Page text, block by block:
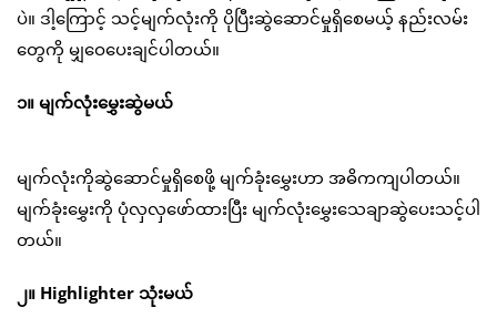
ပဲ။ ဒါ့ကြောင့် သင့်မျက်လုံးကို ပိုပြီးဆွဲဆောင်မှုရှိစေမယ့် နည်းလမ်း
တွေကို မျှဝေပေးချင်ပါတယ်။
၁။ မျက်လုံးမွှေးဆွဲမယ်
မျက်လုံးကိုဆွဲဆောင်မှုရှိစေဖို့ မျက်ခုံးမွှေးဟာ အဓိကကျပါတယ်။
မျက်ခုံးမွှေးကို ပုံလှလှဖော်ထားပြီး မျက်လုံးမွှေးသေချာဆွဲပေးသင့်ပါ
တယ်။
၂။ Highlighter သုံးမယ်